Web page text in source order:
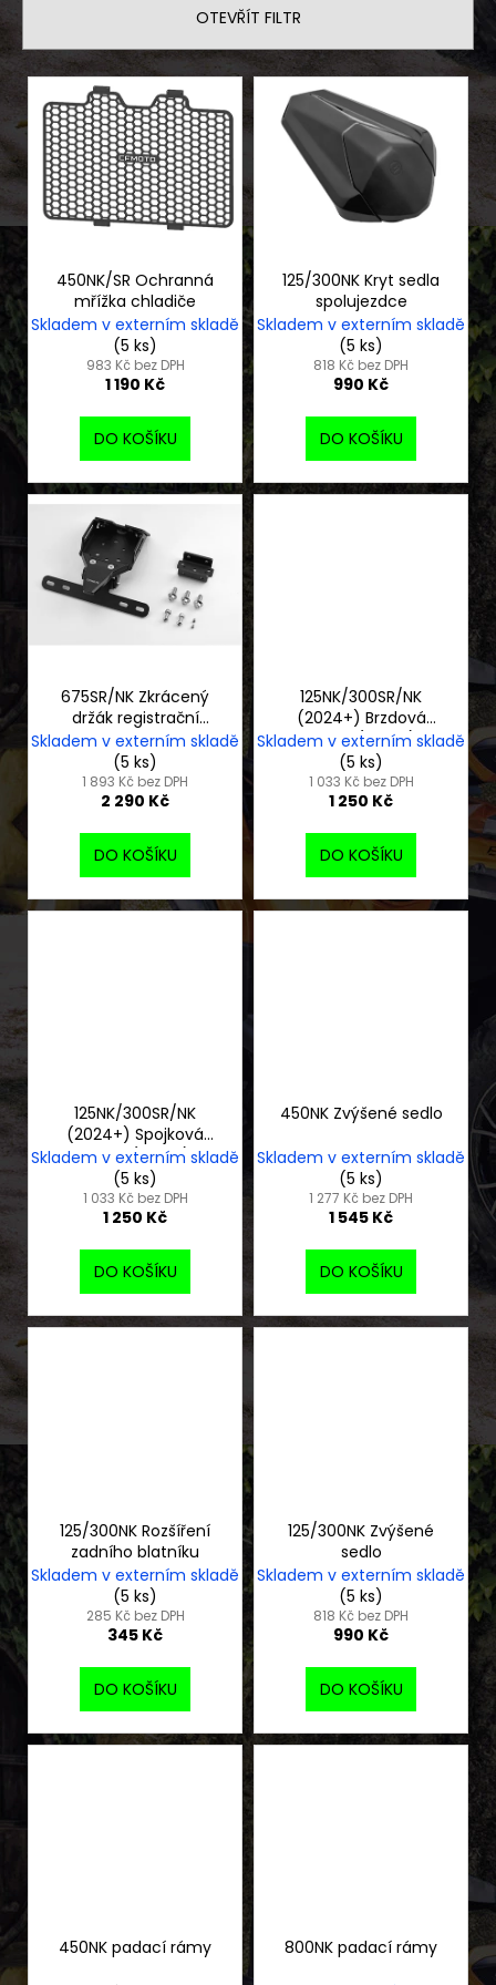
r
o
d
u
k
t
ů
OTEVŘÍT FILTR
V
ý
p
i
p
r
o
d
u
k
t
ů
450NK/SR Ochranná
mřížka chladiče
Skladem v externím skladě
(5 ks)
983 Kč bez DPH
1 190 Kč
DO KOŠÍKU
125/300NK Kryt sedla
spolujezdce
Skladem v externím skladě
(5 ks)
818 Kč bez DPH
990 Kč
DO KOŠÍKU
675SR/NK Zkrácený
držák registrační
značky
Skladem v externím skladě
(5 ks)
1 893 Kč bez DPH
2 290 Kč
DO KOŠÍKU
125NK/300SR/NK
(2024+) Brzdová
páčka (černá)
Skladem v externím skladě
(5 ks)
1 033 Kč bez DPH
1 250 Kč
DO KOŠÍKU
125NK/300SR/NK
(2024+) Spojková
páčka (černá)
Skladem v externím skladě
(5 ks)
1 033 Kč bez DPH
1 250 Kč
DO KOŠÍKU
450NK Zvýšené sedlo
Skladem v externím skladě
(5 ks)
1 277 Kč bez DPH
1 545 Kč
DO KOŠÍKU
125/300NK Rozšíření
zadního blatníku
Skladem v externím skladě
(5 ks)
285 Kč bez DPH
345 Kč
DO KOŠÍKU
125/300NK Zvýšené
sedlo
Skladem v externím skladě
(5 ks)
818 Kč bez DPH
990 Kč
DO KOŠÍKU
450NK padací rámy
800NK padací rámy
j
e
m
e
KŠILTOVKA
RWDRACING